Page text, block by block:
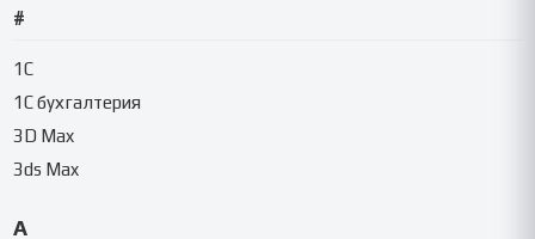
#
1C
1C бухгалтерия
3D Max
3ds Max
А